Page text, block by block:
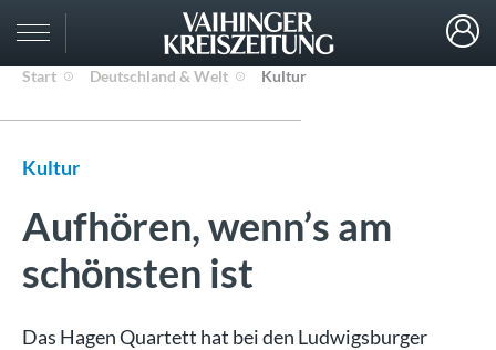
Start Deutschland & Welt Kultur
Kultur
Aufhören, wenn’s am
schönsten ist
Das Hagen Quartett hat bei den Ludwigsburger